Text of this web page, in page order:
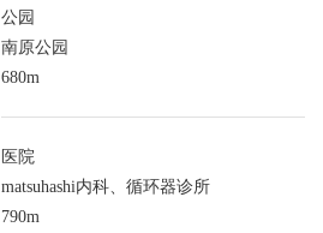
公园
南原公园
680m
医院
matsuhashi内科、循环器诊所
790m